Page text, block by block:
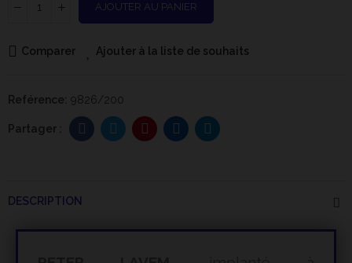
AJOUTER AU PANIER
Comparer Ajouter à la liste de souhaits
Reférence: 9826/200
DESCRIPTION